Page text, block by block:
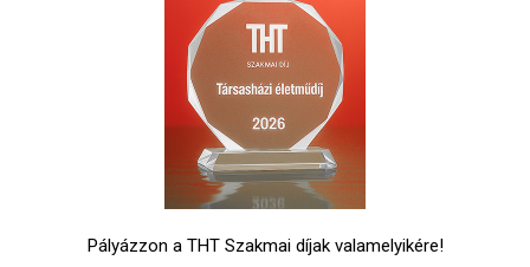
Pályázzon a THT Szakmai díjak valamelyikére!